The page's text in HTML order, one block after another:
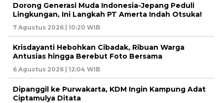
Dorong Generasi Muda Indonesia-Jepang Peduli
Lingkungan, Ini Langkah PT Amerta Indah Otsuka!
7 Agustus 2026 | 10:20 WIB
Krisdayanti Hebohkan Cibadak, Ribuan Warga
Antusias hingga Berebut Foto Bersama
6 Agustus 2026 | 12:04 WIB
Dipanggil ke Purwakarta, KDM Ingin Kampung Adat
Ciptamulya Ditata